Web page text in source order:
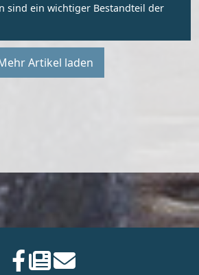
sind ein wichtiger Bestandteil der
Artikel laden